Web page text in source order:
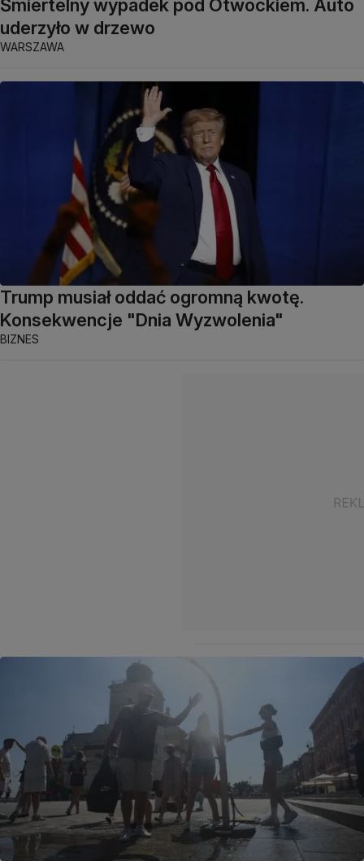
Śmiertelny wypadek pod Otwockiem. Auto
uderzyło w drzewo
WARSZAWA
Trump musiał oddać ogromną kwotę.
Konsekwencje "Dnia Wyzwolenia"
BIZNES